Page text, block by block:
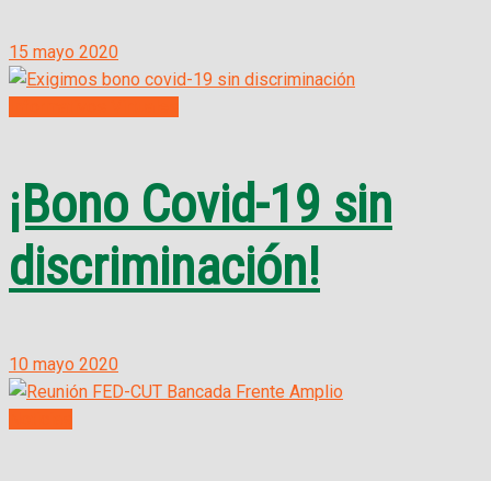
15 mayo 2020
¡Bono Covid-19 sin
discriminación!
10 mayo 2020